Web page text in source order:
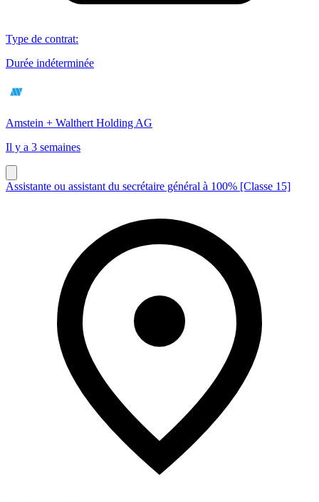
Type de contrat:
Durée indéterminée
Amstein + Walthert Holding AG
Il y a 3 semaines
Assistante ou assistant du secrétaire général à 100% [Classe 15]